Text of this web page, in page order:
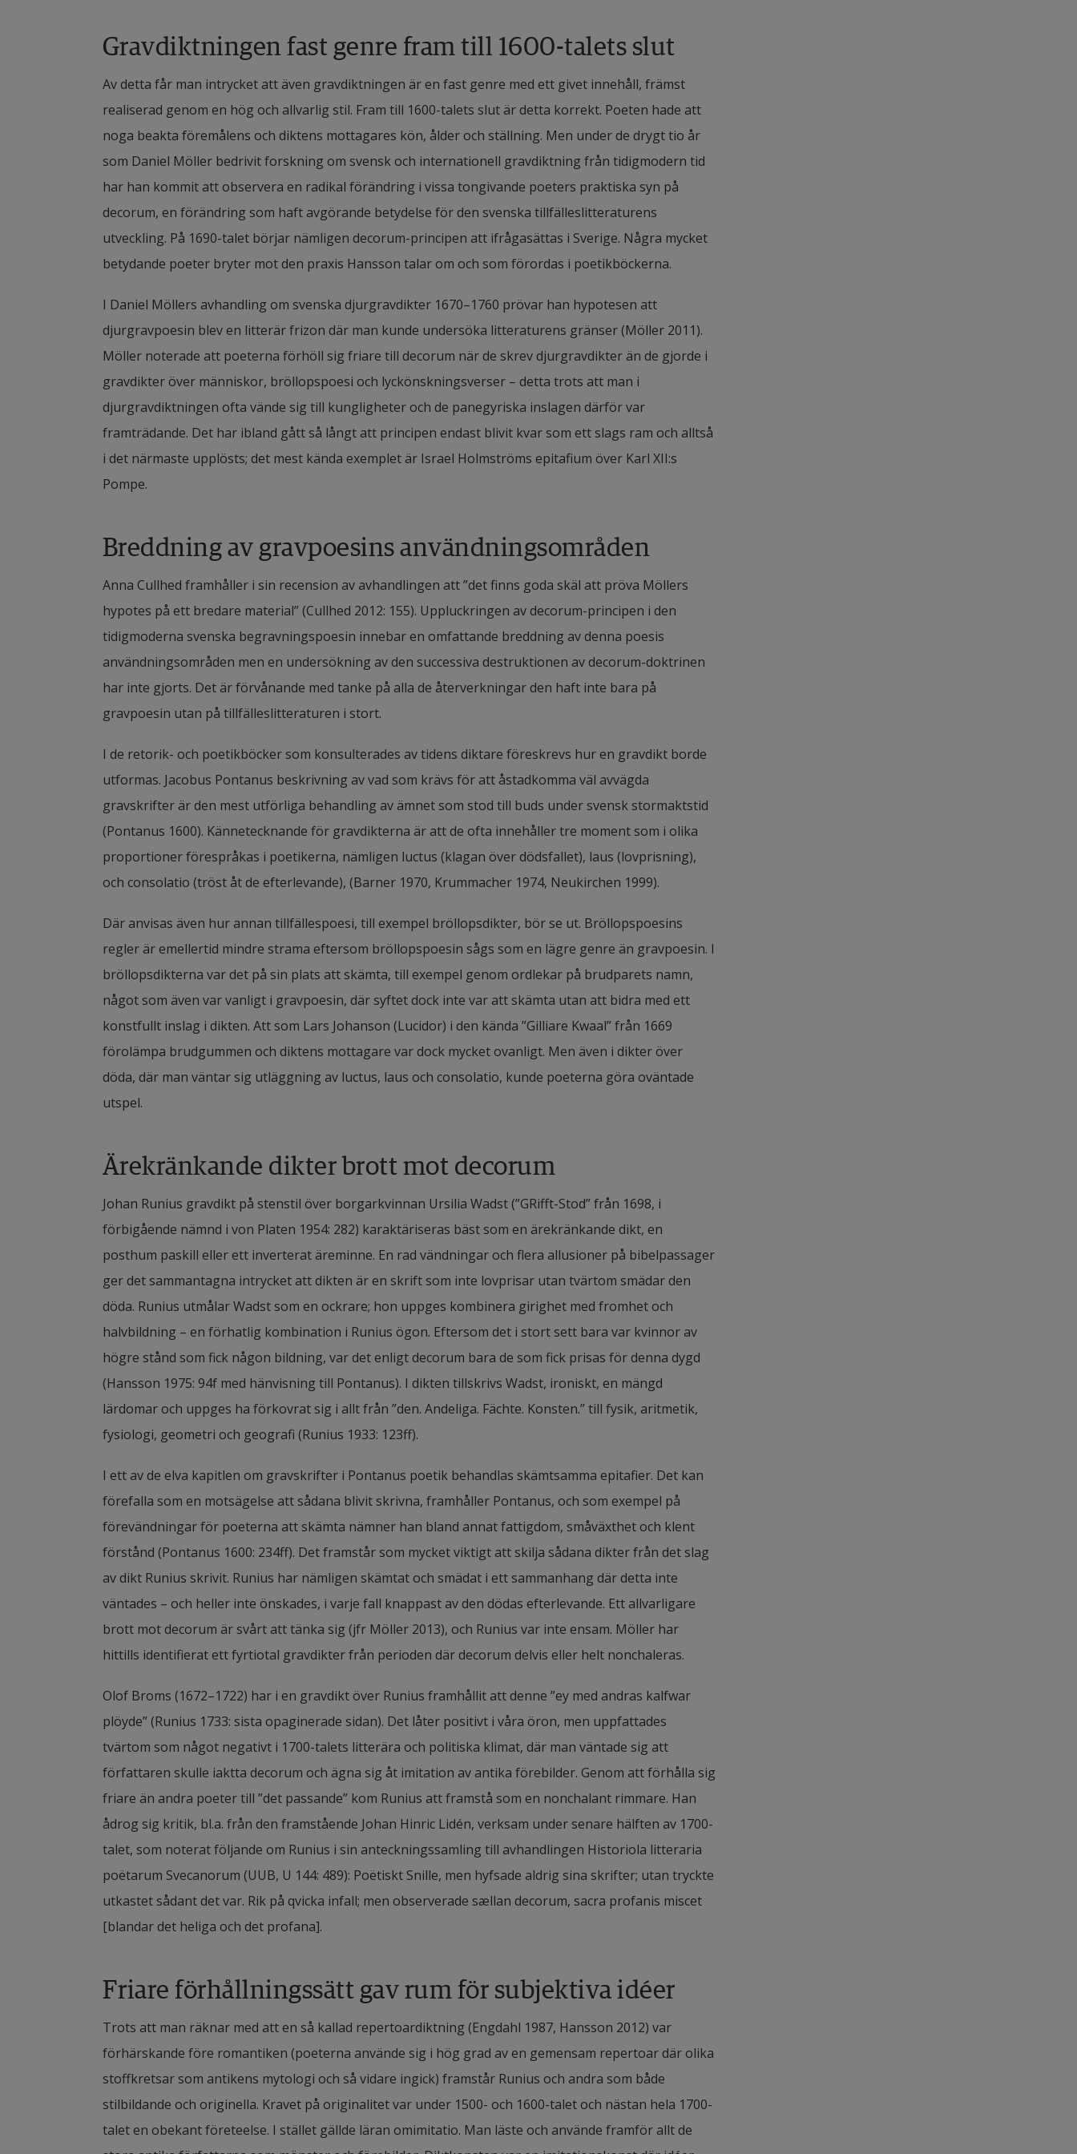
Gravdiktningen fast genre fram till 1600-talets slut
Av detta får man intrycket att även gravdiktningen är en fast genre med ett givet innehåll, främst
realiserad genom en hög och allvarlig stil. Fram till 1600-talets slut är detta korrekt. Poeten hade att
noga beakta föremålens och diktens mottagares kön, ålder och ställning. Men under de drygt tio år
som Daniel Möller bedrivit forskning om svensk och internationell gravdiktning från tidigmodern tid
har han kommit att observera en radikal förändring i vissa tongivande poeters praktiska syn på
decorum, en förändring som haft avgörande betydelse för den svenska tillfälleslitteraturens
utveckling. På 1690-talet börjar nämligen decorum-principen att ifrågasättas i Sverige. Några mycket
betydande poeter bryter mot den praxis Hansson talar om och som förordas i poetikböckerna.
I Daniel Möllers avhandling om svenska djurgravdikter 1670–1760 prövar han hypotesen att
djurgravpoesin blev en litterär frizon där man kunde undersöka litteraturens gränser (Möller 2011).
Möller noterade att poeterna förhöll sig friare till decorum när de skrev djurgravdikter än de gjorde i
gravdikter över människor, bröllopspoesi och lyckönskningsverser – detta trots att man i
djurgravdiktningen ofta vände sig till kungligheter och de panegyriska inslagen därför var
framträdande. Det har ibland gått så långt att principen endast blivit kvar som ett slags ram och alltså
i det närmaste upplösts; det mest kända exemplet är Israel Holmströms epitafium över Karl XII:s
Pompe.
Breddning av gravpoesins användningsområden
Anna Cullhed framhåller i sin recension av avhandlingen att ”det finns goda skäl att pröva Möllers
hypotes på ett bredare material” (Cullhed 2012: 155). Uppluckringen av decorum-principen i den
tidigmoderna svenska begravningspoesin innebar en omfattande breddning av denna poesis
användningsområden men en undersökning av den successiva destruktionen av decorum-doktrinen
har inte gjorts. Det är förvånande med tanke på alla de återverkningar den haft inte bara på
gravpoesin utan på tillfälleslitteraturen i stort.
I de retorik- och poetikböcker som konsulterades av tidens diktare föreskrevs hur en gravdikt borde
utformas. Jacobus Pontanus beskrivning av vad som krävs för att åstadkomma väl avvägda
gravskrifter är den mest utförliga behandling av ämnet som stod till buds under svensk stormaktstid
(Pontanus 1600). Kännetecknande för gravdikterna är att de ofta innehåller tre moment som i olika
proportioner förespråkas i poetikerna, nämligen luctus (klagan över dödsfallet), laus (lovprisning),
och consolatio (tröst åt de efterlevande), (Barner 1970, Krummacher 1974, Neukirchen 1999).
Där anvisas även hur annan tillfällespoesi, till exempel bröllopsdikter, bör se ut. Bröllopspoesins
regler är emellertid mindre strama eftersom bröllopspoesin sågs som en lägre genre än gravpoesin. I
bröllopsdikterna var det på sin plats att skämta, till exempel genom ordlekar på brudparets namn,
något som även var vanligt i gravpoesin, där syftet dock inte var att skämta utan att bidra med ett
konstfullt inslag i dikten. Att som Lars Johanson (Lucidor) i den kända ”Gilliare Kwaal” från 1669
förolämpa brudgummen och diktens mottagare var dock mycket ovanligt. Men även i dikter över
döda, där man väntar sig utläggning av luctus, laus och consolatio, kunde poeterna göra oväntade
utspel.
Ärekränkande dikter brott mot decorum
Johan Runius gravdikt på stenstil över borgarkvinnan Ursilia Wadst (”GRifft-Stod” från 1698, i
förbigående nämnd i von Platen 1954: 282) karaktäriseras bäst som en ärekränkande dikt, en
posthum paskill eller ett inverterat äreminne. En rad vändningar och flera allusioner på bibelpassager
ger det sammantagna intrycket att dikten är en skrift som inte lovprisar utan tvärtom smädar den
döda. Runius utmålar Wadst som en ockrare; hon uppges kombinera girighet med fromhet och
halvbildning – en förhatlig kombination i Runius ögon. Eftersom det i stort sett bara var kvinnor av
högre stånd som fick någon bildning, var det enligt decorum bara de som fick prisas för denna dygd
(Hansson 1975: 94f med hänvisning till Pontanus). I dikten tillskrivs Wadst, ironiskt, en mängd
lärdomar och uppges ha förkovrat sig i allt från ”den. Andeliga. Fächte. Konsten.” till fysik, aritmetik,
fysiologi, geometri och geografi (Runius 1933: 123ff).
I ett av de elva kapitlen om gravskrifter i Pontanus poetik behandlas skämtsamma epitafier. Det kan
förefalla som en motsägelse att sådana blivit skrivna, framhåller Pontanus, och som exempel på
förevändningar för poeterna att skämta nämner han bland annat fattigdom, småväxthet och klent
förstånd (Pontanus 1600: 234ff). Det framstår som mycket viktigt att skilja sådana dikter från det slag
av dikt Runius skrivit. Runius har nämligen skämtat och smädat i ett sammanhang där detta inte
väntades – och heller inte önskades, i varje fall knappast av den dödas efterlevande. Ett allvarligare
brott mot decorum är svårt att tänka sig (jfr Möller 2013), och Runius var inte ensam. Möller har
hittills identifierat ett fyrtiotal gravdikter från perioden där decorum delvis eller helt nonchaleras.
Olof Broms (1672–1722) har i en gravdikt över Runius framhållit att denne ”ey med andras kalfwar
plöyde” (Runius 1733: sista opaginerade sidan). Det låter positivt i våra öron, men uppfattades
tvärtom som något negativt i 1700-talets litterära och politiska klimat, där man väntade sig att
författaren skulle iaktta decorum och ägna sig åt imitation av antika förebilder. Genom att förhålla sig
friare än andra poeter till ”det passande” kom Runius att framstå som en nonchalant rimmare. Han
ådrog sig kritik, bl.a. från den framstående Johan Hinric Lidén, verksam under senare hälften av 1700-
talet, som noterat följande om Runius i sin anteckningssamling till avhandlingen Historiola litteraria
poëtarum Svecanorum (UUB, U 144: 489): Poëtiskt Snille, men hyfsade aldrig sina skrifter; utan tryckte
utkastet sådant det var. Rik på qvicka infall; men observerade sællan decorum, sacra profanis miscet
[blandar det heliga och det profana].
Friare förhållningssätt gav rum för subjektiva idéer
Trots att man räknar med att en så kallad repertoardiktning (Engdahl 1987, Hansson 2012) var
förhärskande före romantiken (poeterna använde sig i hög grad av en gemensam repertoar där olika
stoffkretsar som antikens mytologi och så vidare ingick) framstår Runius och andra som både
stilbildande och originella. Kravet på originalitet var under 1500- och 1600-talet och nästan hela 1700-
talet en obekant företeelse. I stället gällde läran omimitatio. Man läste och använde framför allt de